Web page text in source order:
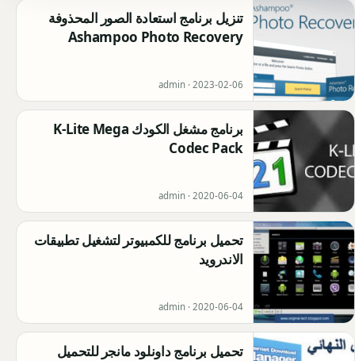
تنزيل برنامج استعادة الصور المحذوفة
Ashampoo Photo Recovery
admin · 2023-02-06
برنامج مشغل الكودك K-Lite Mega
Codec Pack
admin · 2020-06-04
تحميل برنامج للكمبيوتر لتشغيل تطبيقات
الاندرويد
admin · 2020-06-04
تحميل برنامج داونلود مانجر للتحميل